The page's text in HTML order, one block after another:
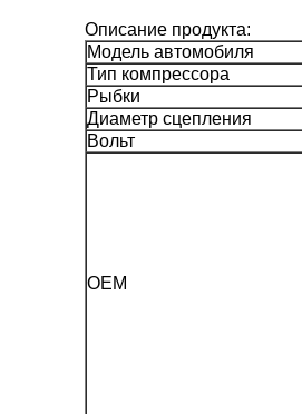
Описание продукта:
Модель автомобиля
Тип компрессора
Рыбки
Диаметр сцепления
Вольт
OEM